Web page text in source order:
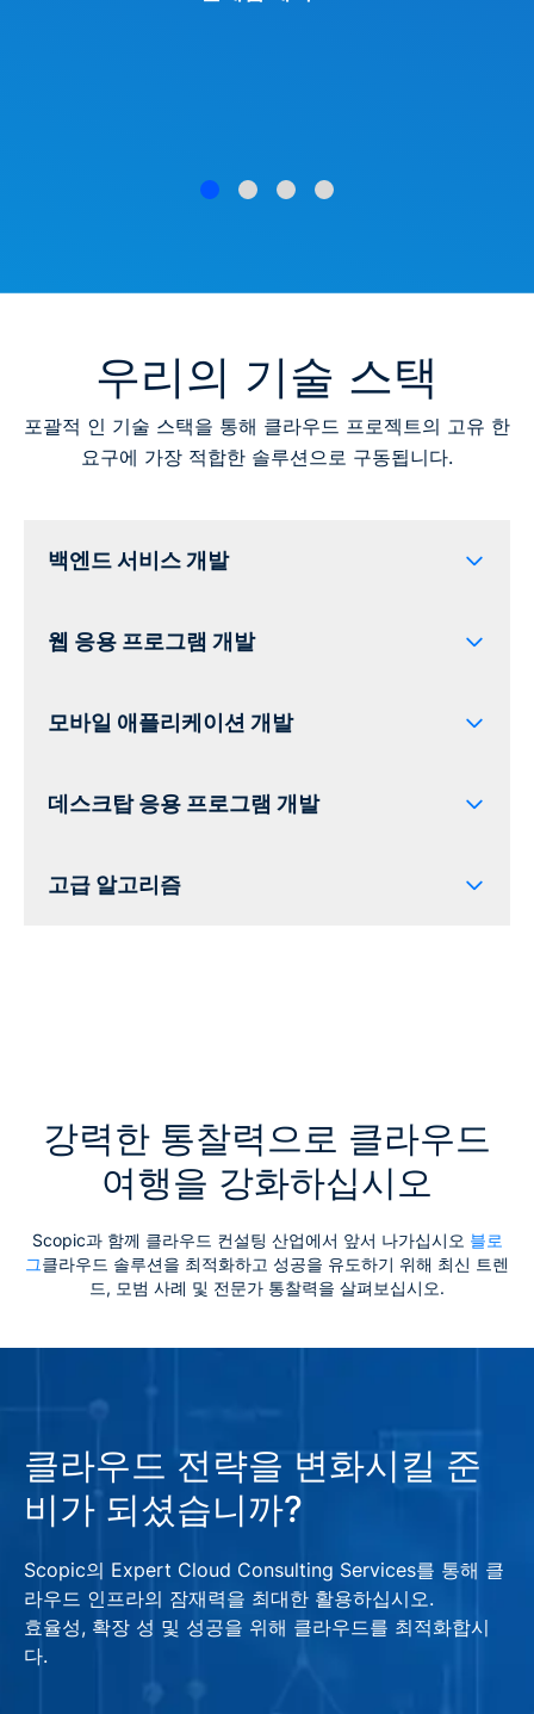
우리의 기술 스택
포괄적 인 기술 스택을 통해 클라우드 프로젝트의 고유 한
요구에 가장 적합한 솔루션으로 구동됩니다.
백엔드 서비스 개발
언어/프레임 워크
클라우드 제공 업체
웹 응용 프로그램 개발
Languages/Frameworks
모바일 애플리케이션 개발
Languages/Frameworks
데스크탑 응용 프로그램 개발
Languages/Frameworks
고급 알고리즘
강력한 통찰력으로 클라우드
여행을 강화하십시오
Scopic과 함께 클라우드 컨설팅 산업에서 앞서 나가십시오 블로
그클라우드 솔루션을 최적화하고 성공을 유도하기 위해 최신 트렌
드, 모범 사례 및 전문가 통찰력을 살펴보십시오.
클라우드 전략을 변화시킬 준
비가 되셨습니까?
Scopic의 Expert Cloud Consulting Services를 통해 클
라우드 인프라의 잠재력을 최대한 활용하십시오.
효율성, 확장 성 및 성공을 위해 클라우드를 최적화합시
다.